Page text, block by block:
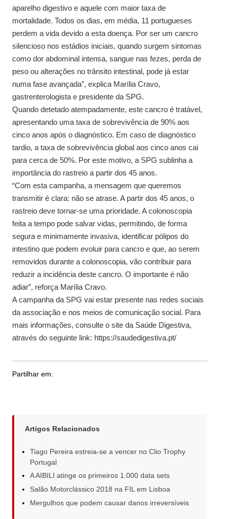
aparelho digestivo e aquele com maior taxa de
mortalidade. Todos os dias, em média, 11 portugueses
perdem a vida devido a esta doença. Por ser um cancro
silencioso nos estádios iniciais, quando surgem sintomas
como dor abdominal intensa, sangue nas fezes, perda de
peso ou alterações no trânsito intestinal, pode já estar
numa fase avançada”, explica Marília Cravo,
gastrenterologista e presidente da SPG.
Quando detetado atempadamente, este cancro é tratável,
apresentando uma taxa de sobrevivência de 90% aos
cinco anos após o diagnóstico. Em caso de diagnóstico
tardio, a taxa de sobrevivência global aos cinco anos cai
para cerca de 50%. Por este motivo, a SPG sublinha a
importância do rastreio a partir dos 45 anos.
“Com esta campanha, a mensagem que queremos
transmitir é clara: não se atrase. A partir dos 45 anos, o
rastreio deve tornar-se uma prioridade. A colonoscopia
feita a tempo pode salvar vidas, permitindo, de forma
segura e minimamente invasiva, identificar pólipos do
intestino que podem evoluir para cancro e que, ao serem
removidos durante a colonoscopia, vão contribuir para
reduzir a incidência deste cancro. O importante é não
adiar”, reforça Marília Cravo.
A campanha da SPG vai estar presente nas redes sociais
da associação e nos meios de comunicação social. Para
mais informações, consulte o site da Saúde Digestiva,
através do seguinte link: https://saudedigestiva.pt/
Partilhar em:
Artigos Relacionados
Tiago Pereira estreia-se a vencer no Clio Trophy
Portugal
A AIBILI atinge os primeiros 1.000 data sets
Salão Motorclássico 2018 na FIL em Lisboa
Mergulhos que podem causar danos irreversíveis